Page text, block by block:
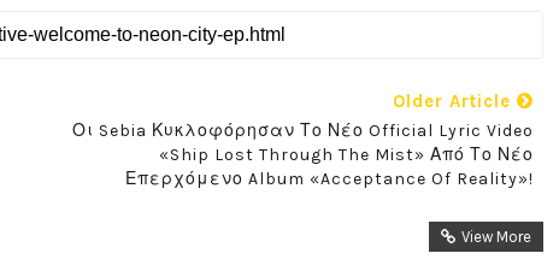
Older Article
Οι Sebia Κυκλοφόρησαν Το Νέο Official Lyric Video
«Ship Lost Through The Mist» Από Το Νέο
Επερχόμενο Album «Acceptance Of Reality»!
View More